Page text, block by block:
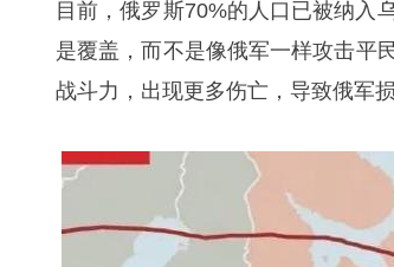
目前，俄罗斯70%的人口已被纳入
是覆盖，而不是像俄军一样攻击平
战斗力，出现更多伤亡，导致俄军